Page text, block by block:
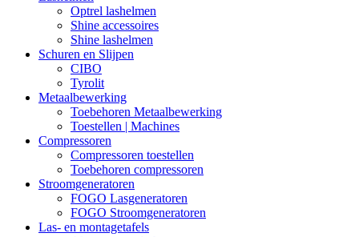
Optrel lashelmen
Shine accessoires
Shine lashelmen
Schuren en Slijpen
CIBO
Tyrolit
Metaalbewerking
Toebehoren Metaalbewerking
Toestellen | Machines
Compressoren
Compressoren toestellen
Toebehoren compressoren
Stroomgeneratoren
FOGO Lasgeneratoren
FOGO Stroomgeneratoren
Las- en montagetafels